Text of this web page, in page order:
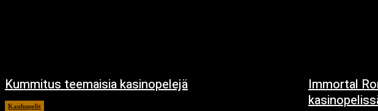
Kummitus teemaisia kasinopelejä
Kauhupelit
Immortal